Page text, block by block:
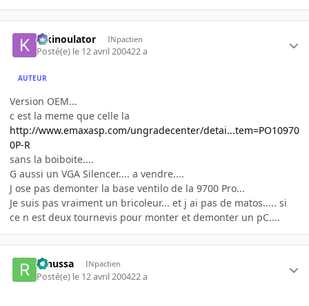
kikinoulator INpactien
Posté(e) le 12 avril 200422 a
AUTEUR
Version OEM...
c est la meme que celle la
http://www.emaxasp.com/ungradecenter/detai...tem=PO10970
0P-R
sans la boiboite....
G aussi un VGA Silencer.... a vendre....
J ose pas demonter la base ventilo de la 9700 Pro...
Je suis pas vraiment un bricoleur... et j ai pas de matos..... si
ce n est deux tournevis pour monter et demonter un pC....
renussa INpactien
Posté(e) le 12 avril 200422 a